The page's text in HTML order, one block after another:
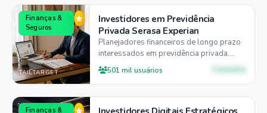
Finanças &
Seguros
TAILTARGET
Investidores em Previdência
Privada Serasa Experian
Planejadores financeiros de longo prazo
interessados em previdência privada.
54% homens, 42% entre 25-44 anos,
54% preferem mobile para pesquisas.
501 mil usuários Consulte
Finanças &